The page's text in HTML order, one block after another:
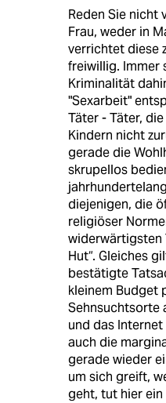
Reden Sie nicht
Frau, weder in
verrichtet diese
freiwillig. Immer
Kriminalität
"Sexarbeit"
Täter - Täter,
Kindern nicht
gerade die
skrupellos
diejenigen, die
religiöser
widerwärtigsten
Hut“. Gleiches
bestätigte
kleinem Budget
Sehnsuchtsorte
und das
auch die
gerade wieder
um sich greift,
geht, tut hier ein